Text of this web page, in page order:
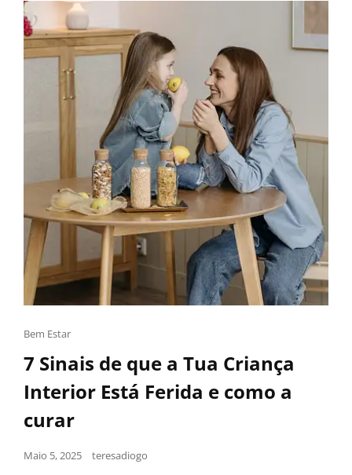
Bem Estar
7 Sinais de que a Tua Criança
Interior Está Ferida e como a
curar
Maio 5, 2025 teresadiogo